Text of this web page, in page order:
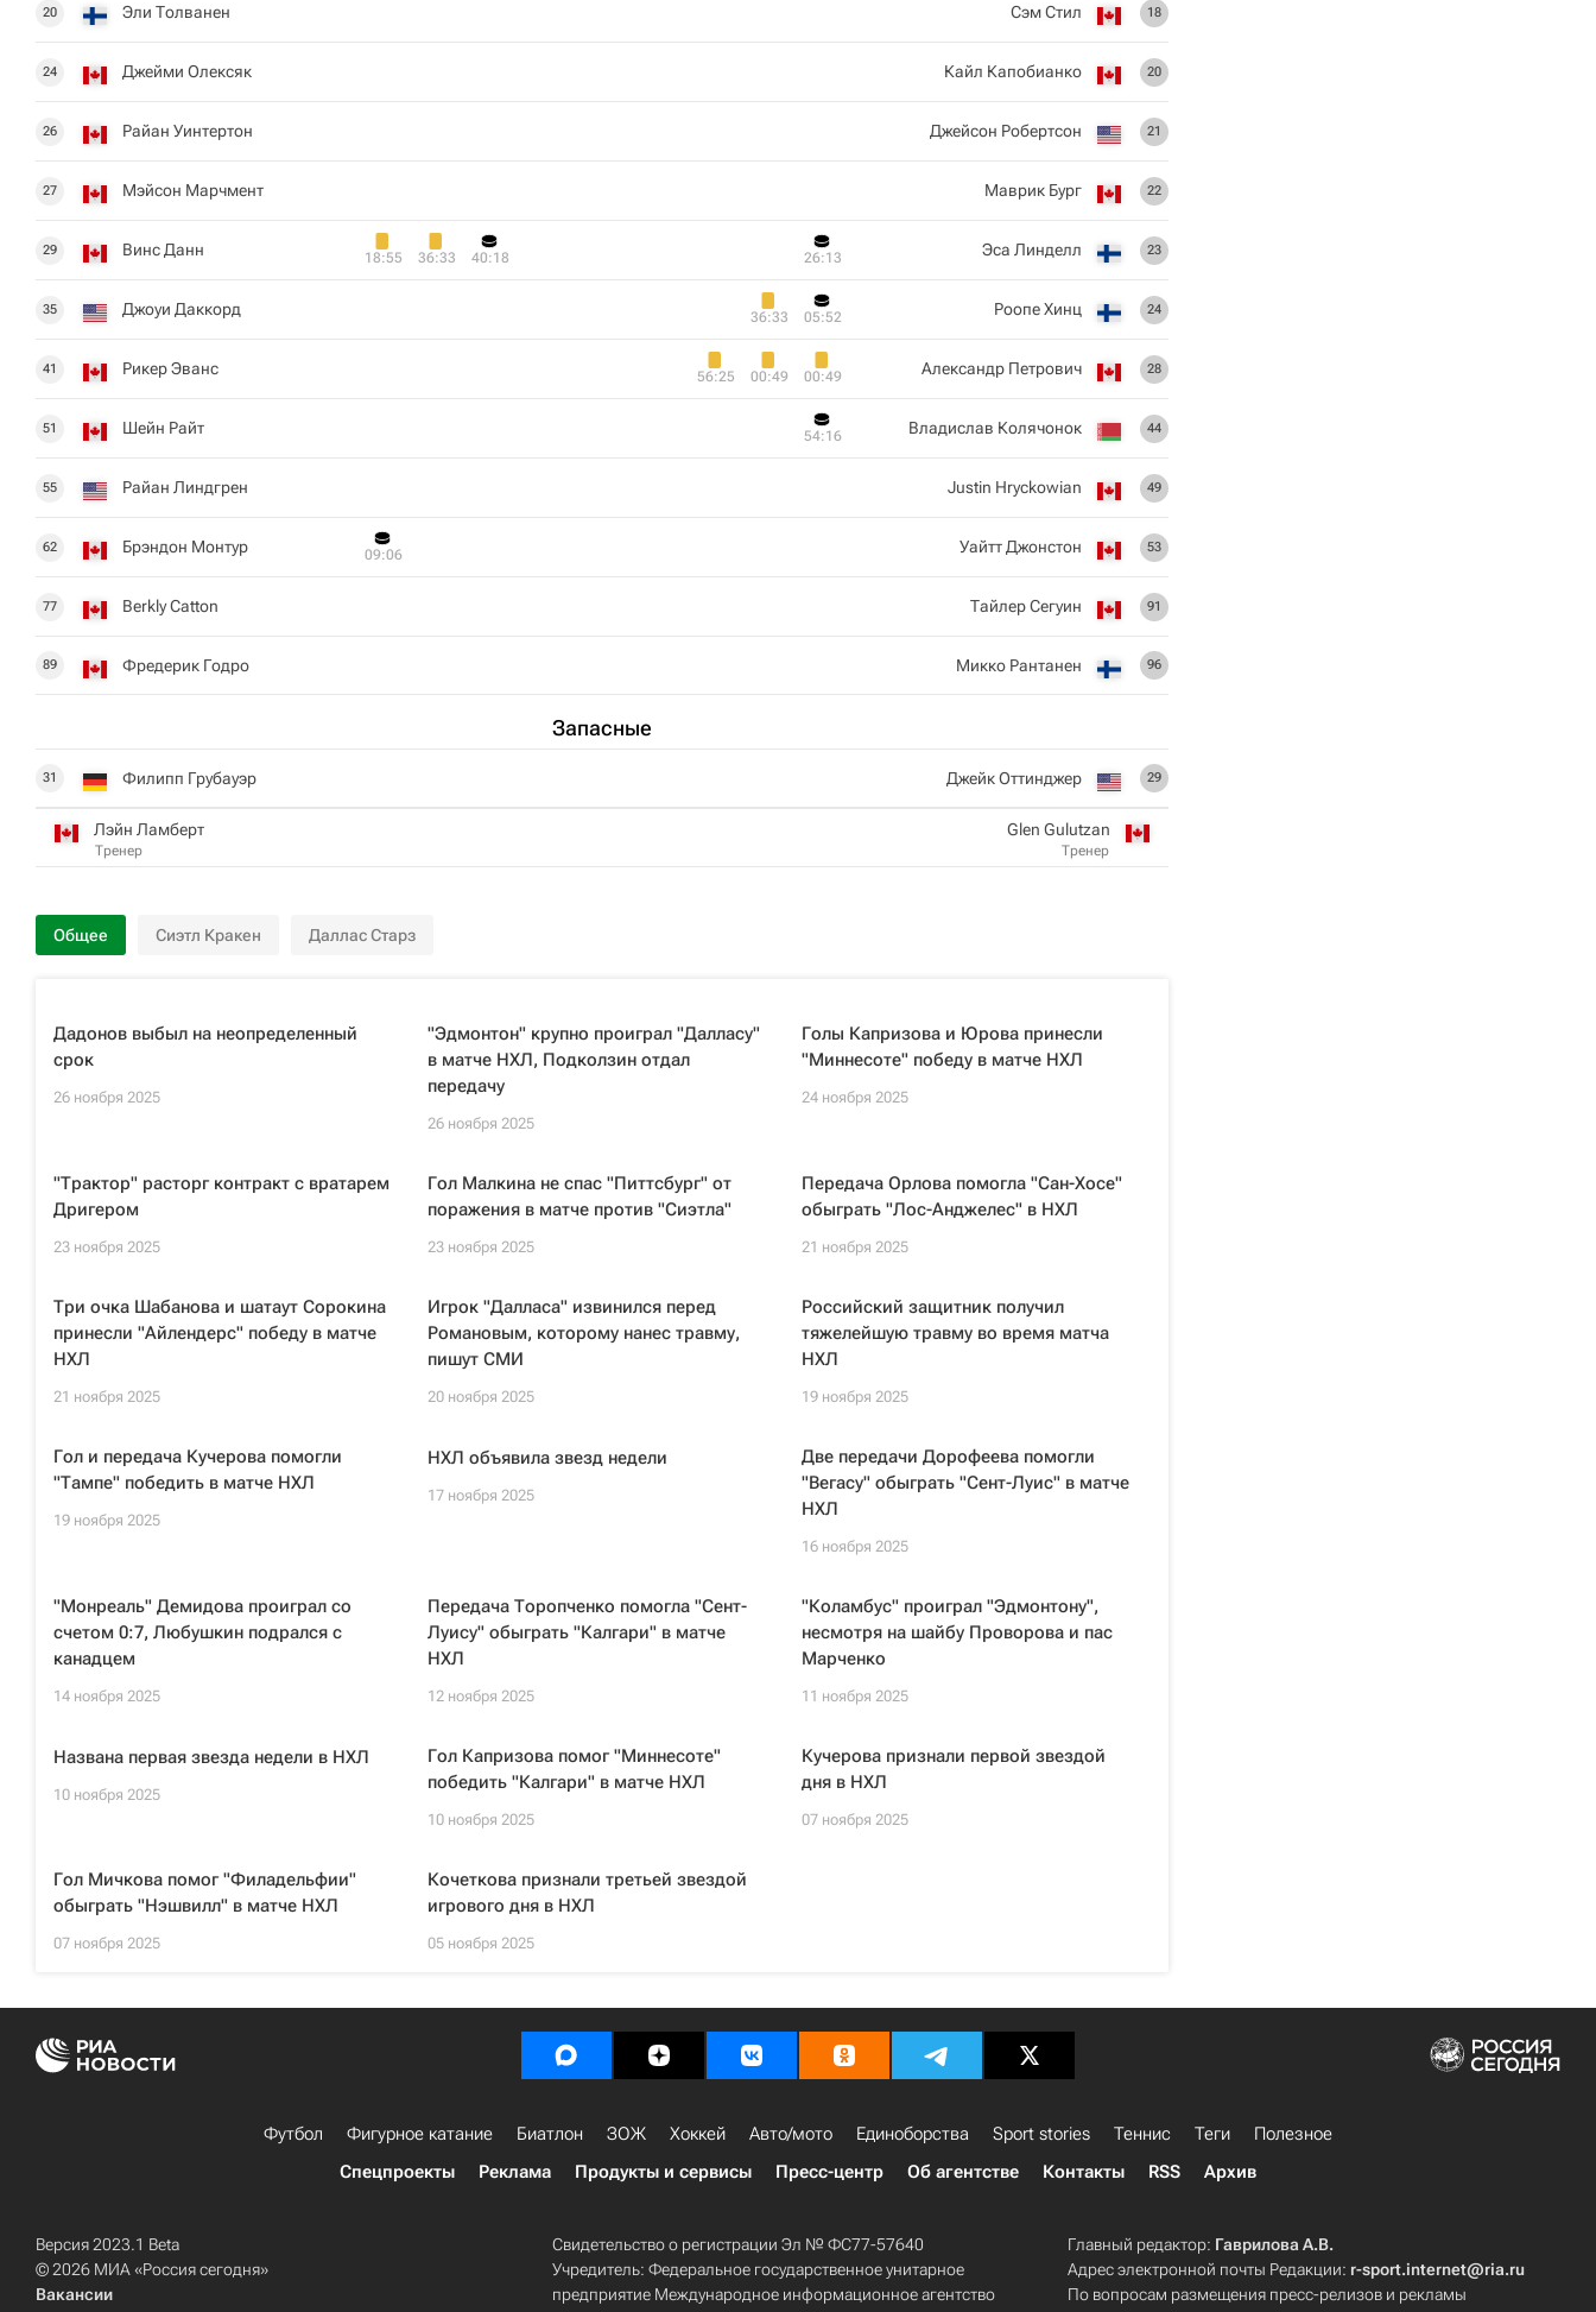
20 Эли Толванен
24 Джейми Олексяк
26 Райан Уинтертон
27 Мэйсон Марчмент
29 Винс Данн 18:55 36:33 40:18
35 Джоуи Даккорд
41 Рикер Эванс
51 Шейн Райт
55 Райан Линдгрен
62 Брэндон Монтур 09:06
77 Berkly Catton
89 Фредерик Годро
Запасные
31 Филипп Грубауэр
Лэйн Ламберт
Тренер
18
Сэм Стил
20
Кайл Капобианко
21
Джейсон Робертсон
22
Маврик Бург
23
Эса Линделл
26:13
24
Роопе Хинц
05:52
36:33
28
Александр Петрович
00:49
00:49
56:25
44
Владислав Колячонок
54:16
49
Justin Hryckowian
53
Уайтт Джонстон
91
Тайлер Сегуин
96
Микко Рантанен
29
Джейк Оттинджер
Glen Gulutzan
Тренер
Общее Сиэтл Кракен Даллас Старз
Дадонов выбыл на неопределенный
срок
26 ноября 2025
"Эдмонтон" крупно проиграл "Далласу"
в матче НХЛ, Подколзин отдал
передачу
26 ноября 2025
Голы Капризова и Юрова принесли
"Миннесоте" победу в матче НХЛ
24 ноября 2025
"Трактор" расторг контракт с вратарем
Дригером
23 ноября 2025
Гол Малкина не спас "Питтсбург" от
поражения в матче против "Сиэтла"
23 ноября 2025
Передача Орлова помогла "Сан-Хосе"
обыграть "Лос-Анджелес" в НХЛ
21 ноября 2025
Три очка Шабанова и шатаут Сорокина
принесли "Айлендерс" победу в матче
НХЛ
21 ноября 2025
Игрок "Далласа" извинился перед
Романовым, которому нанес травму,
пишут СМИ
20 ноября 2025
Российский защитник получил
тяжелейшую травму во время матча
НХЛ
19 ноября 2025
Гол и передача Кучерова помогли
"Тампе" победить в матче НХЛ
19 ноября 2025
НХЛ объявила звезд недели
17 ноября 2025
Две передачи Дорофеева помогли
"Вегасу" обыграть "Сент-Луис" в матче
НХЛ
16 ноября 2025
"Монреаль" Демидова проиграл со
счетом 0:7, Любушкин подрался с
канадцем
14 ноября 2025
Передача Торопченко помогла "Сент-
Луису" обыграть "Калгари" в матче
НХЛ
12 ноября 2025
"Коламбус" проиграл "Эдмонтону",
несмотря на шайбу Проворова и пас
Марченко
11 ноября 2025
Названа первая звезда недели в НХЛ
10 ноября 2025
Гол Капризова помог "Миннесоте"
победить "Калгари" в матче НХЛ
10 ноября 2025
Кучерова признали первой звездой
дня в НХЛ
07 ноября 2025
Гол Мичкова помог "Филадельфии"
обыграть "Нэшвилл" в матче НХЛ
07 ноября 2025
Кочеткова признали третьей звездой
игрового дня в НХЛ
05 ноября 2025
Футбол Фигурное катание Биатлон ЗОЖ Хоккей Авто/мото Единоборства Sport stories Теннис Теги
Полезное
Спецпроекты
Реклама Продукты и сервисы Пресс-центр Об агентстве Контакты RSS Архив
Версия 2023.1 Beta
© 2026 МИА «Россия сегодня»
Вакансии
Свидетельство о регистрации Эл № ФС77-57640
Учредитель: Федеральное государственное унитарное
предприятие Международное информационное агентство
Главный редактор: Гаврилова А.В.
Адрес электронной почты Редакции: r-sport.internet@ria.ru
По вопросам размещения пресс-релизов и рекламы